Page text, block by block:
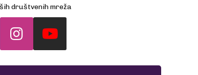
društvenih mreža